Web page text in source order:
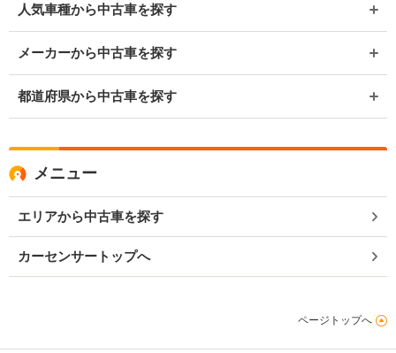
人気車種から中古車を探す
メーカーから中古車を探す
都道府県から中古車を探す
メニュー
エリアから中古車を探す
カーセンサートップへ
ページトップへ